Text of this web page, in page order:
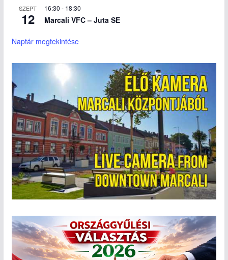
SZEPT
12
16:30 - 18:30
Marcali VFC – Juta SE
Naptár megtekintése